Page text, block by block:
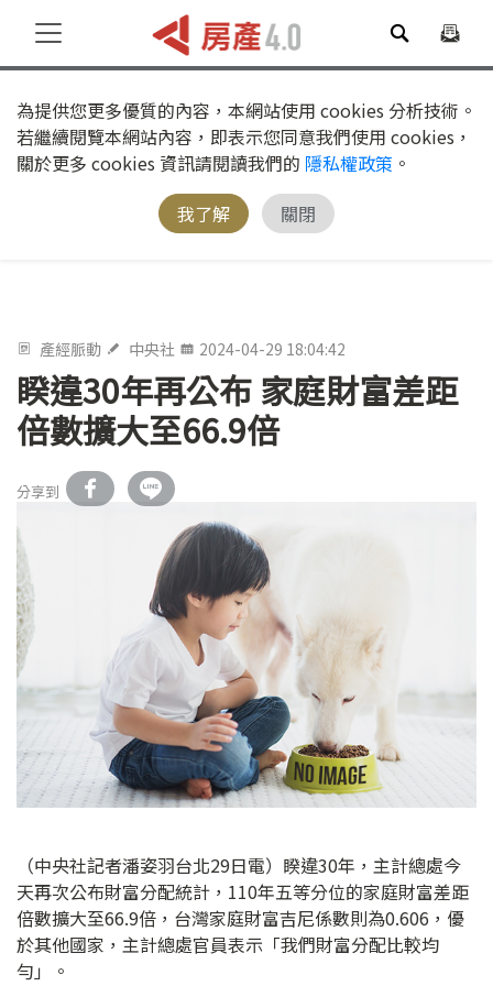
為提供您更多優質的內容，本網站使用 cookies 分析技術。
若繼續閱覽本網站內容，即表示您同意我們使用 cookies，
關於更多 cookies 資訊請閱讀我們的 隱私權政策 。
我了解
關閉
產經脈動 中央社 2024-04-29 18:04:42
睽違30年再公布 家庭財富差距
倍數擴大至66.9倍
分享到
（中央社記者潘姿羽台北29日電）睽違30年，主計總處今
天再次公布財富分配統計，110年五等分位的家庭財富差距
倍數擴大至66.9倍，台灣家庭財富吉尼係數則為0.606，優
於其他國家，主計總處官員表示「我們財富分配比較均
勻」。